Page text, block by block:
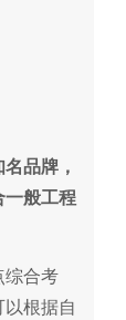
品牌，
一般工程
合考
根据自